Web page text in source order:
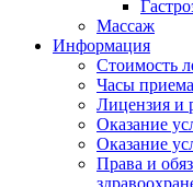
Массаж
Информация
Стоимость
Часы
Лицензия и
Оказание
Оказание
Права и